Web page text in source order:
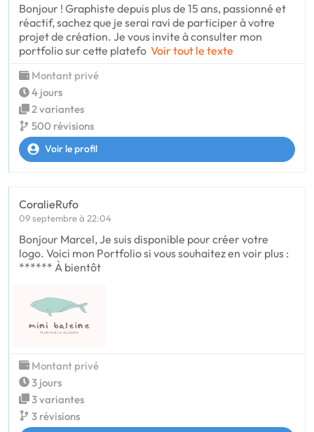
Bonjour ! Graphiste depuis plus de 15 ans, passionné et
réactif, sachez que je serai ravi de participer à votre
projet de création. Je vous invite à consulter mon
portfolio sur cette platefo Voir tout le texte
Montant privé
4 jours
2 variantes
500 révisions
Voir le profil
CoralieRufo
09 septembre à 22:04
Bonjour Marcel, Je suis disponible pour créer votre
logo. Voici mon Portfolio si vous souhaitez en voir plus :
****** À bientôt
Montant privé
3 jours
3 variantes
3 révisions